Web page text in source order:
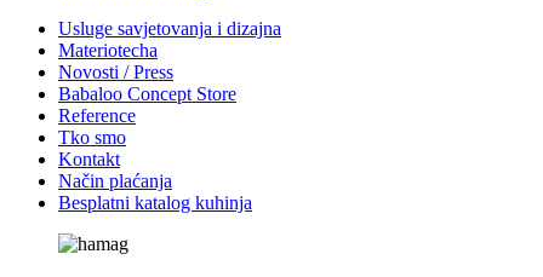
Usluge savjetovanja i dizajna
Materiotecha
Novosti / Press
Babaloo Concept Store
Reference
Tko smo
Kontakt
Način plaćanja
Besplatni katalog kuhinja